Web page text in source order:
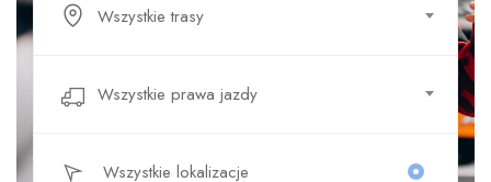
Wszystkie trasy
Wszystkie prawa jazdy